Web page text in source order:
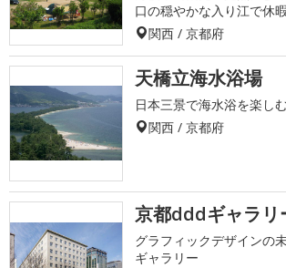
口の穏やかな入り江で休
関西 / 京都府
天橋立海水浴場
日本三景で海水浴を楽し
関西 / 京都府
京都dddギャラリ
グラフィックデザインの
ギャラリー